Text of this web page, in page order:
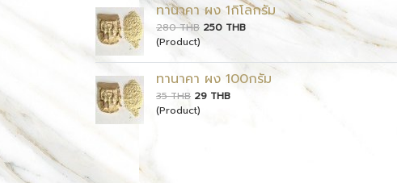
ทานาคา ผง 1กิโลกรัม
280 THB 250 THB
(Product)
ทานาคา ผง 100กรัม
35 THB 29 THB
(Product)